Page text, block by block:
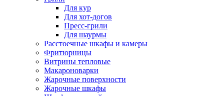
Для кур
Для хот-догов
Пресс-грили
Для шаурмы
Расстоечные шкафы и камеры
Фритюрницы
Витрины тепловые
Макароноварки
Жарочные поверхности
Жарочные шкафы